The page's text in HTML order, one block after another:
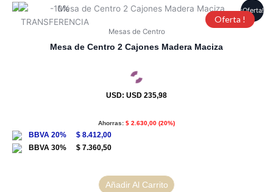
¡Oferta!
Oferta !
Mesas de Centro
Mesa de Centro 2 Cajones Madera Maciza
USD: USD 235,98
Ahorras: $ 2.630,00 (20%)
$ 8.412,00
$ 7.360,50
Añadir Al Carrito